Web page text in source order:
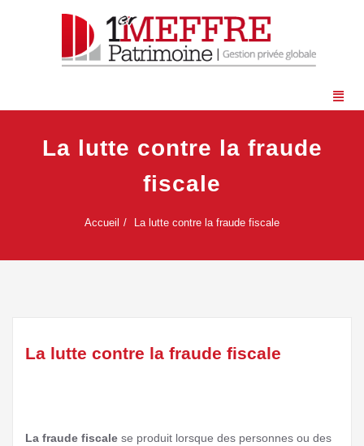
La lutte contre la fraude
fiscale
Accueil La lutte contre la fraude fiscale
La lutte contre la fraude fiscale
La fraude fiscale se produit lorsque des personnes ou des